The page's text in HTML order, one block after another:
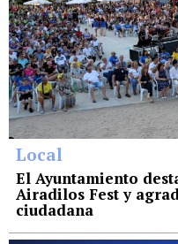
Local
El Ayuntamiento
Airadilos Fest y
ciudadana